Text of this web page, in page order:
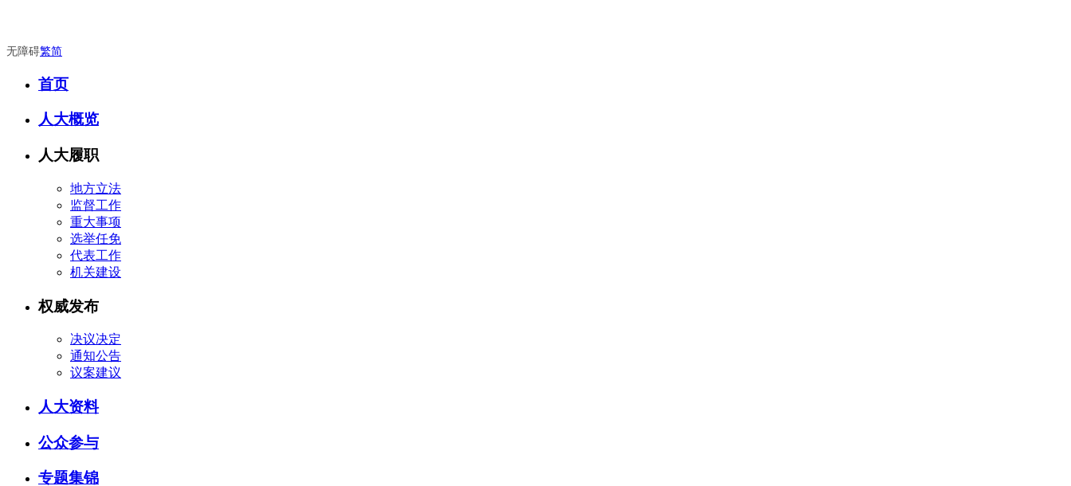
无障碍繁简
首页
人大概览
人大履职
地方立法
监督工作
重大事项
选举任免
代表工作
机关建设
权威发布
决议决定
通知公告
议案建议
人大资料
公众参与
专题集锦